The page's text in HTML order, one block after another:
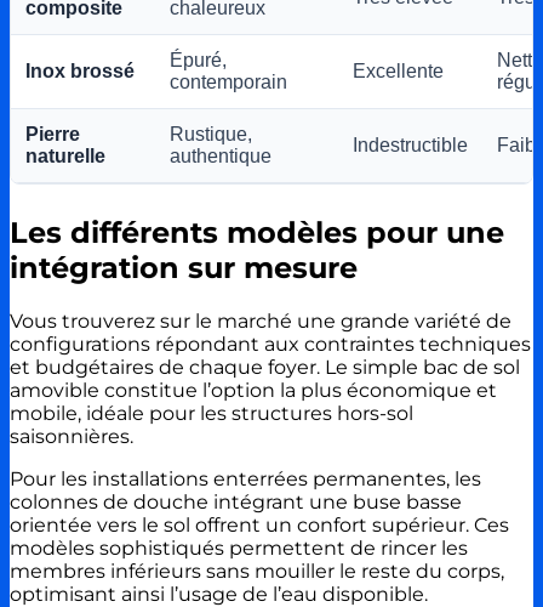
composite chaleureux
Inox brossé
Épuré,
contemporain
Excellente
Pierre
naturelle
Rustique,
authentique
Indestructible
Les différents modèles pour une
intégration sur mesure
Vous trouverez sur le marché une grande variété de
configurations répondant aux contraintes techniques
et budgétaires de chaque foyer. Le simple bac de sol
amovible constitue l’option la plus économique et
mobile, idéale pour les structures hors-sol
saisonnières.
Pour les installations enterrées permanentes, les
colonnes de douche intégrant une buse basse
orientée vers le sol offrent un confort supérieur. Ces
modèles sophistiqués permettent de rincer les
membres inférieurs sans mouiller le reste du corps,
optimisant ainsi l’usage de l’eau disponible.